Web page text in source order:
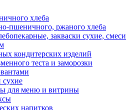
хлеба
пшеничного, ржаного хлеба
закваски сухие, смеси
кондитерских изделий
теста и заморозки
сухие
для меню и витрины
напитков